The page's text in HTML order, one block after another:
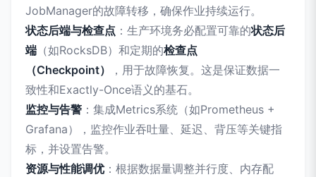
JobManager的故障转移，确保作业持续运行。
状态后端与检查点 ：生产环境务必配置可靠的状态后
端 （如RocksDB）和定期的检查点
（Checkpoint）
，用于故障恢复。这是保证数据一
致性和Exactly-Once语义的基石。
监控与告警 ：集成Metrics系统（如Prometheus +
Grafana），监控作业吞吐量、延迟、背压等关键指
标，并设置告警。
资源与性能调优：根据数据量调整并行度、内存配